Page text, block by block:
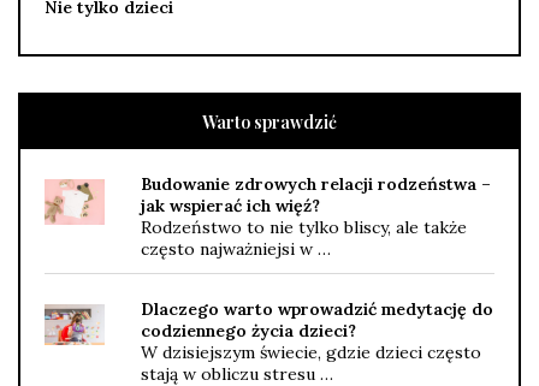
Nie tylko dzieci
Warto sprawdzić
Budowanie zdrowych relacji rodzeństwa –
jak wspierać ich więź?
Rodzeństwo to nie tylko bliscy, ale także
często najważniejsi w …
Dlaczego warto wprowadzić medytację do
codziennego życia dzieci?
W dzisiejszym świecie, gdzie dzieci często
stają w obliczu stresu …